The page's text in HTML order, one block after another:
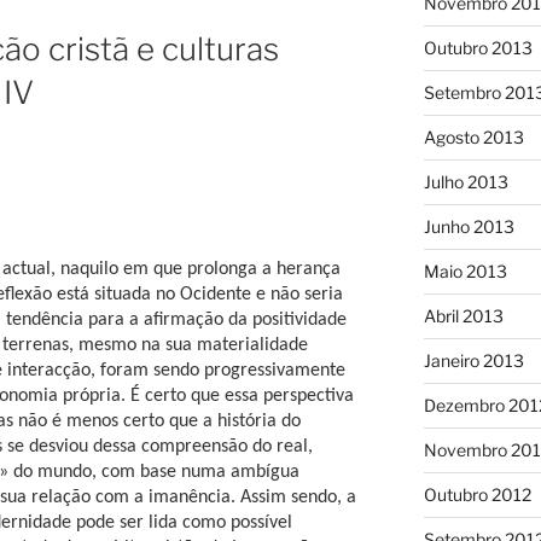
cristã e culturas
naquilo em que prolonga a herança
está situada no Ocidente e não seria
para a afirmação da positividade
mesmo na sua materialidade
interacção, foram sendo progressivamente
própria. É certo que essa perspectiva
não é menos certo que a história do
desviou dessa compreensão do real,
do mundo, com base numa ambígua
relação com a imanência. Assim sendo, a
pode ser lida como possível
Outubro 2013
Setembro
Agosto 2013
Julho 2013
Junho 2013
Maio 2013
Abril 2013
Janeiro 2013
Dezembro
Novembro
Outubro 2012